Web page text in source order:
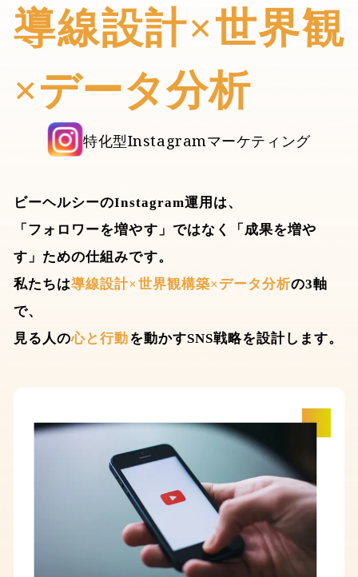
導線設計×世界観
×データ分析
特化型Instagramマーケティング
ビーヘルシーのInstagram運用は、
「フォロワーを増やす」ではなく「成果を増や
す」ための仕組みです。
私たちは導線設計×世界観構築×データ分析の3軸
で、
見る人の心と行動を動かすSNS戦略を設計します。